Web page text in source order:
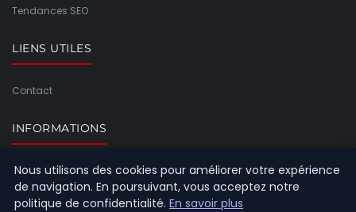
Tendances SEO
LIENS UTILES
Contact
INFORMATIONS
Plan du site
Nous utilisons des cookies pour améliorer votre expérience
de navigation. En poursuivant, vous acceptez notre
politique de confidentialité. En savoir plus